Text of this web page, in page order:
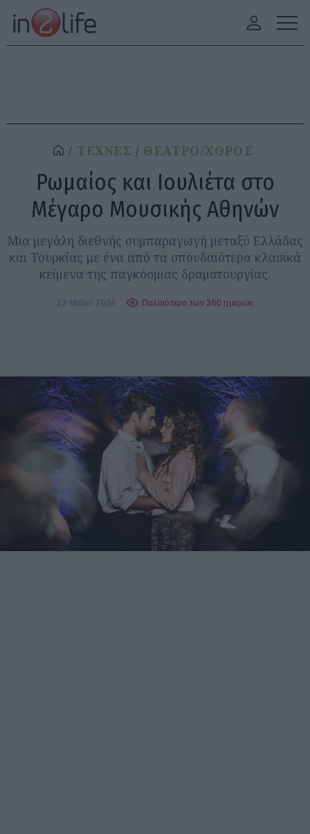
ΤΕΧΝΕΣ ΘΕΑΤΡΟ/ΧΟΡΟΣ
Ρωμαίος και Ιουλιέτα στο
Μέγαρο Μουσικής Αθηνών
Μια μεγάλη διεθνής συμπαραγωγή μεταξύ Ελλάδας
και Τουρκίας με ένα από τα σπουδαιότερα κλασικά
κείμενα της παγκόσμιας δραματουργίας.
13 Μαΐου 2024 Παλαιότερο των 360 ημερών